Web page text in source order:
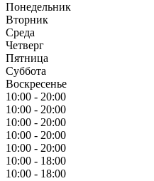
Понедельник
Вторник
Среда
Четверг
Пятница
Суббота
Воскресенье
10:00 - 20:00
10:00 - 20:00
10:00 - 20:00
10:00 - 20:00
10:00 - 20:00
10:00 - 18:00
10:00 - 18:00